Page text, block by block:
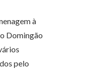
à
Domingão
pelo